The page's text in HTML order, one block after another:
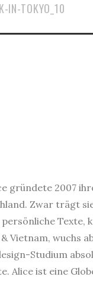
IN-TOKYO_10
gründete 2007
Zwar trägt
Texte,
& Vietnam, wuchs
Studium
Alice ist eine